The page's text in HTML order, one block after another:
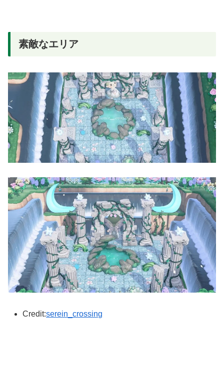
素敵なエリア
Credit:serein_crossing